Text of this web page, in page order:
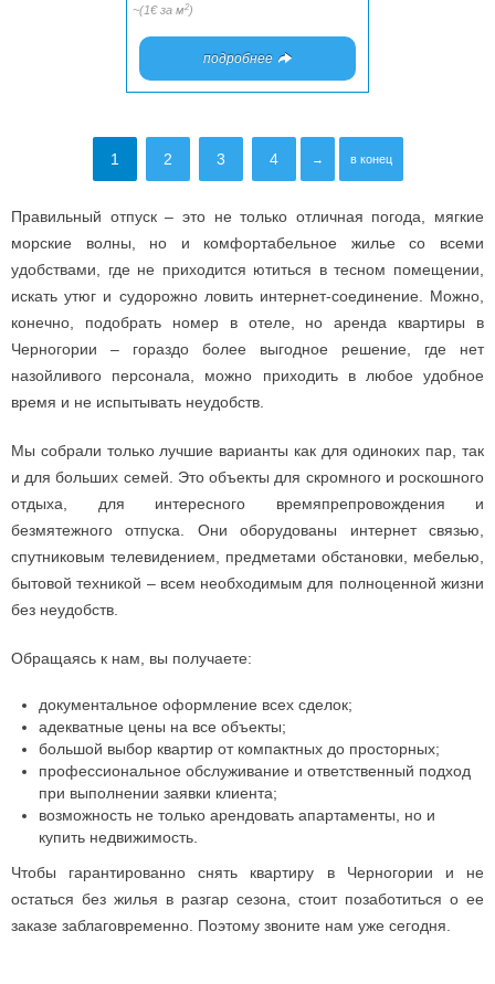
~(1€ за м2)
подробнее
1 2 3 4 → в конец
Правильный отпуск – это не только отличная погода, мягкие
морские волны, но и комфортабельное жилье со всеми
удобствами, где не приходится ютиться в тесном помещении,
искать утюг и судорожно ловить интернет-соединение. Можно,
конечно, подобрать номер в отеле, но аренда квартиры в
Черногории – гораздо более выгодное решение, где нет
назойливого персонала, можно приходить в любое удобное
время и не испытывать неудобств.
Мы собрали только лучшие варианты как для одиноких пар, так
и для больших семей. Это объекты для скромного и роскошного
отдыха, для интересного времяпрепровождения и
безмятежного отпуска. Они оборудованы интернет связью,
спутниковым телевидением, предметами обстановки, мебелью,
бытовой техникой – всем необходимым для полноценной жизни
без неудобств.
Обращаясь к нам, вы получаете:
документальное оформление всех сделок;
адекватные цены на все объекты;
большой выбор квартир от компактных до просторных;
профессиональное обслуживание и ответственный подход
при выполнении заявки клиента;
возможность не только арендовать апартаменты, но и
купить недвижимость.
Чтобы гарантированно снять квартиру в Черногории и не
остаться без жилья в разгар сезона, стоит позаботиться о ее
заказе заблаговременно. Поэтому звоните нам уже сегодня.